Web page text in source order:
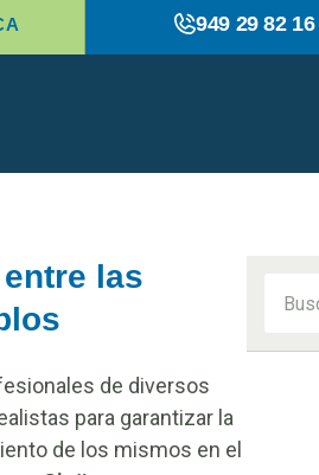
949 29 82 16
las
de diversos
para garantizar la
de los mismos en el